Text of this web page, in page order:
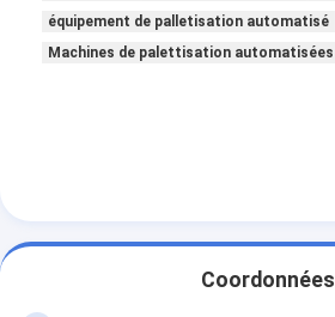
équipement de palletisation automatisé
Machines de palettisation automatisées
Coordonnées